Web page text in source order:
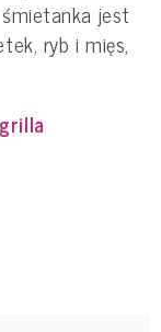
jest
ryb i mięs,